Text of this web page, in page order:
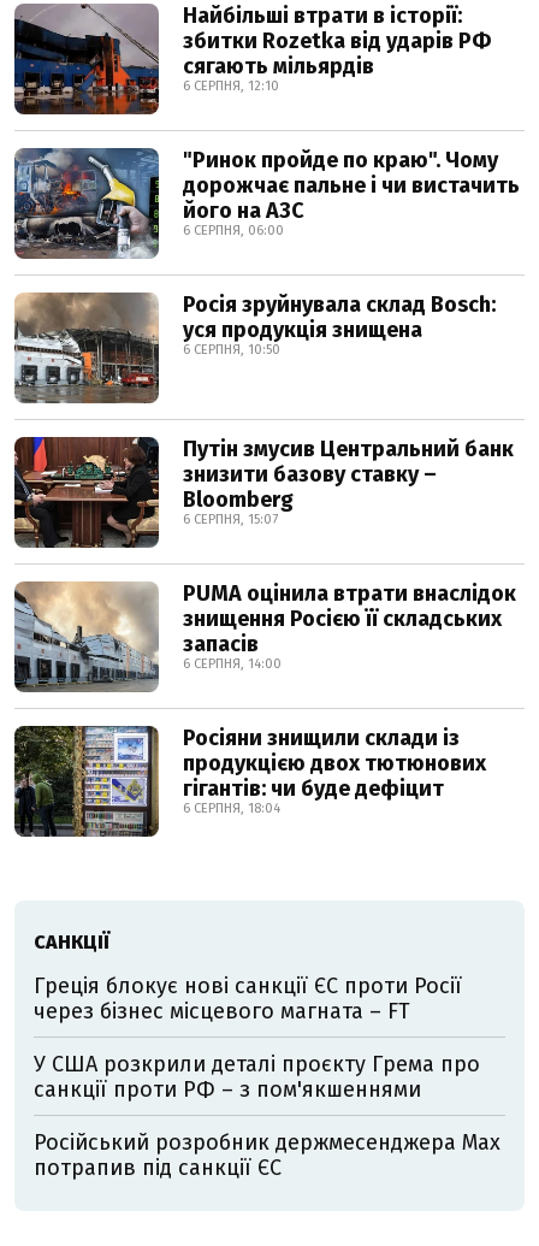
Найбільші втрати в історії:
збитки Rozetka від ударів РФ
сягають мільярдів
6 СЕРПНЯ, 12:10
"Ринок пройде по краю". Чому
дорожчає пальне і чи вистачить
його на АЗС
6 СЕРПНЯ, 06:00
Росія зруйнувала склад Bosch:
уся продукція знищена
6 СЕРПНЯ, 10:50
Путін змусив Центральний банк
знизити базову ставку –
Bloomberg
6 СЕРПНЯ, 15:07
PUMA оцінила втрати внаслідок
знищення Росією її складських
запасів
6 СЕРПНЯ, 14:00
Росіяни знищили склади із
продукцією двох тютюнових
гігантів: чи буде дефіцит
6 СЕРПНЯ, 18:04
САНКЦІЇ
Греція блокує нові санкції ЄС проти Росії
через бізнес місцевого магната – FT
У США розкрили деталі проєкту Грема про
санкції проти РФ – з пом'якшеннями
Російський розробник держмесенджера Max
потрапив під санкції ЄС